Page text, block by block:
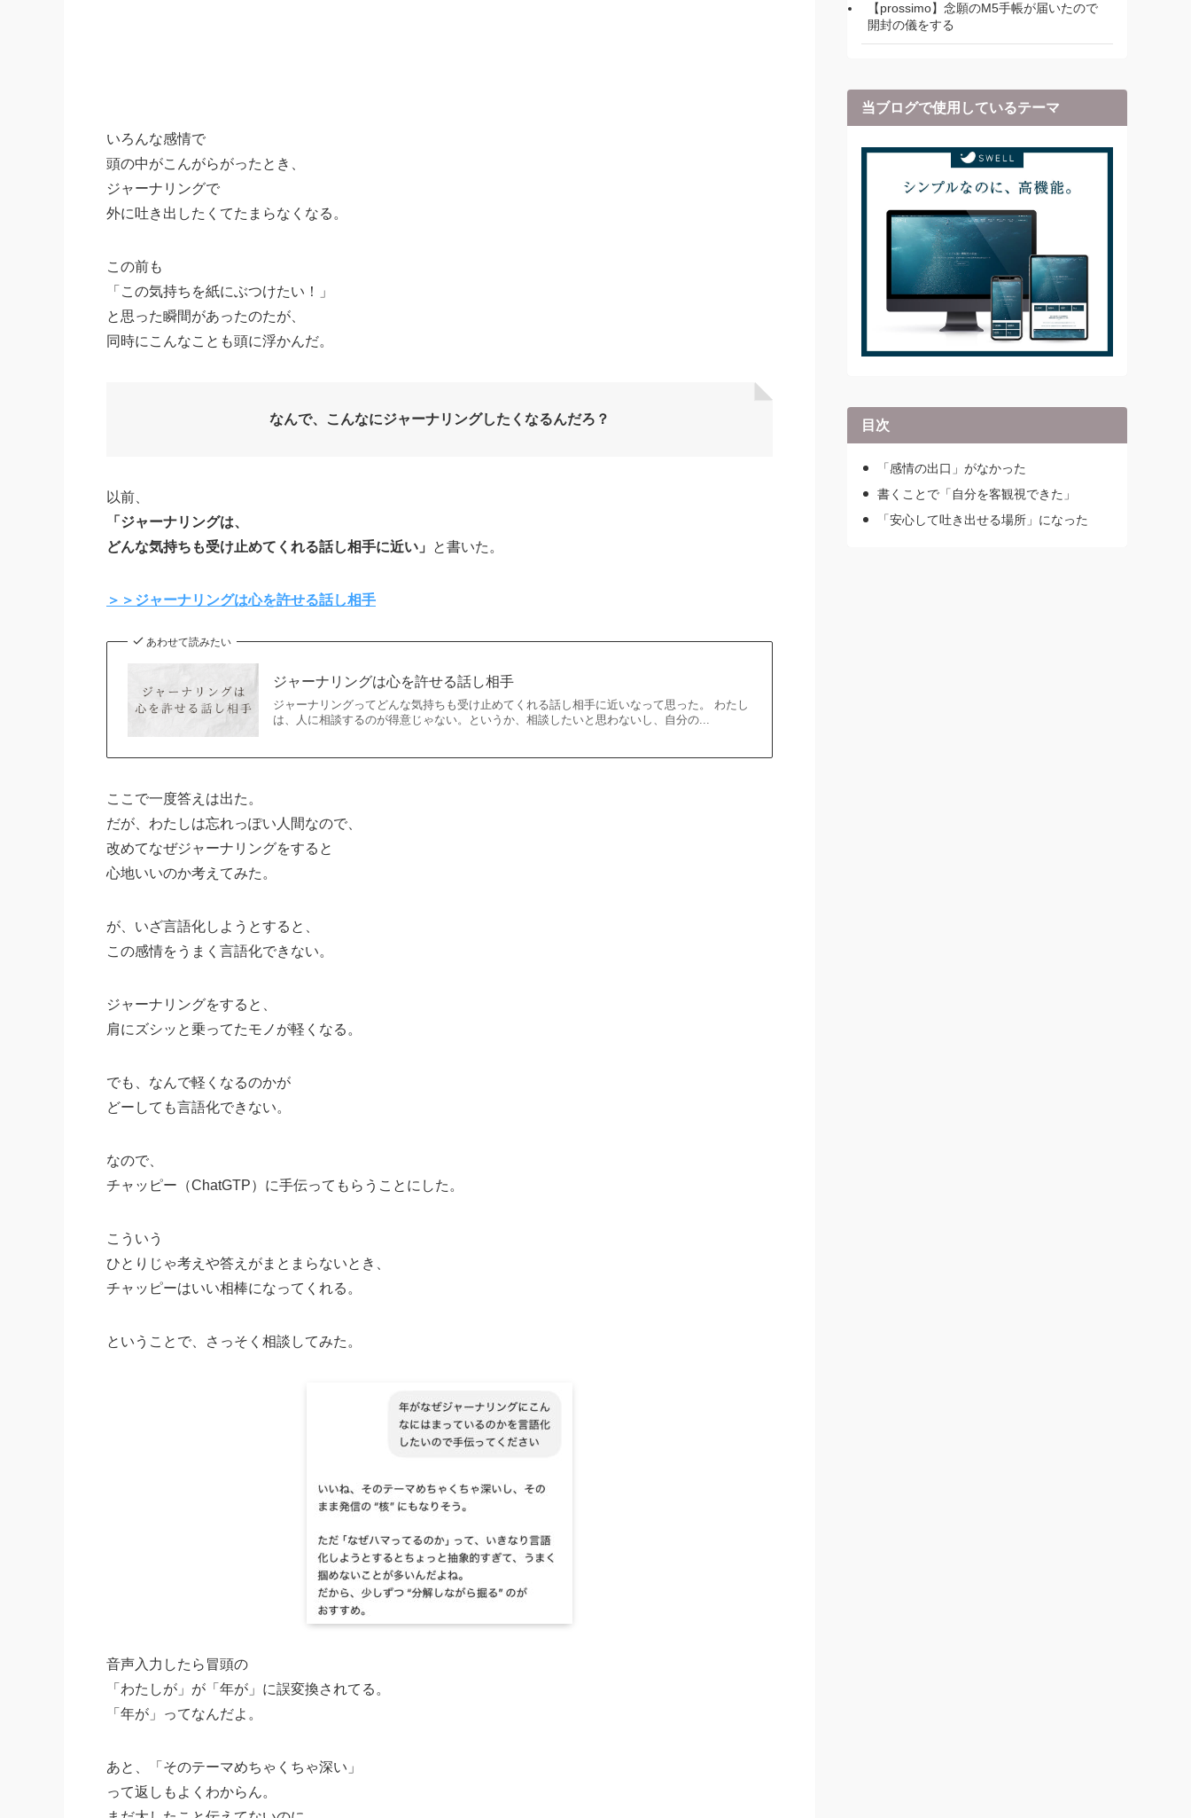
いろんな感情で
頭の中がこんがらがったとき、
ジャーナリングで
外に吐き出したくてたまらなくなる。
この前も
「この気持ちを紙にぶつけたい！」
と思った瞬間があったのたが、
同時にこんなことも頭に浮かんだ。
なんで、こんなにジャーナリングしたくなるんだろ？
以前、
「ジャーナリングは、
どんな気持ちも受け止めてくれる話し相手に近い」
と書いた。
＞＞ジャーナリングは心を許せる話し相手
あわせて読みたい
ジャーナリングは心を許せる話し相手
ジャーナリングってどんな気持ちも受け止めてくれる話し相手に近いなって思った。 わたし
は、人に相談するのが得意じゃない。というか、相談したいと思わないし、自分の...
ここで一度答えは出た。
だが、わたしは忘れっぽい人間なので、
改めてなぜジャーナリングをすると
心地いいのか考えてみた。
が、いざ言語化しようとすると、
この感情をうまく言語化できない。
ジャーナリングをすると、
肩にズシッと乗ってたモノが軽くなる。
でも、なんで軽くなるのかが
どーしても言語化できない。
なので、
チャッピー（ChatGTP）に手伝ってもらうことにした。
こういう
ひとりじゃ考えや答えがまとまらないとき、
チャッピーはいい相棒になってくれる。
ということで、さっそく相談してみた。
音声入力したら冒頭の
「わたしが」が「年が」に誤変換されてる。
「年が」ってなんだよ。
あと、「そのテーマめちゃくちゃ深い」
って返しもよくわからん。
【prossimo】念願のM5手帳が届いたので
開封の儀をする
当ブログで使用しているテーマ
目次
「感情の出口」がなかった
書くことで「自分を客観視できた」
「安心して吐き出せる場所」になった